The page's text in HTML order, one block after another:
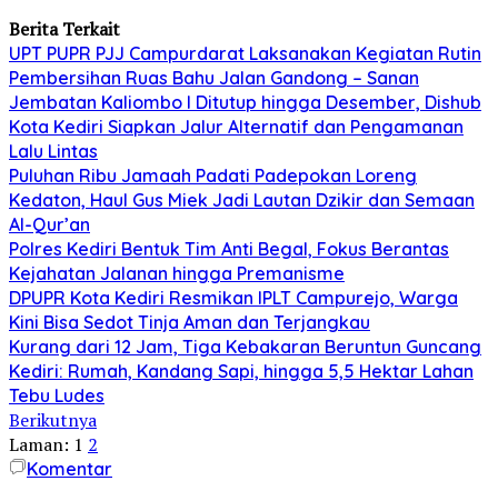
Berita Terkait
UPT PUPR PJJ Campurdarat Laksanakan Kegiatan Rutin
Pembersihan Ruas Bahu Jalan Gandong – Sanan
Jembatan Kaliombo I Ditutup hingga Desember, Dishub
Kota Kediri Siapkan Jalur Alternatif dan Pengamanan
Lalu Lintas
Puluhan Ribu Jamaah Padati Padepokan Loreng
Kedaton, Haul Gus Miek Jadi Lautan Dzikir dan Semaan
Al-Qur’an
Polres Kediri Bentuk Tim Anti Begal, Fokus Berantas
Kejahatan Jalanan hingga Premanisme
DPUPR Kota Kediri Resmikan IPLT Campurejo, Warga
Kini Bisa Sedot Tinja Aman dan Terjangkau
Kurang dari 12 Jam, Tiga Kebakaran Beruntun Guncang
Kediri: Rumah, Kandang Sapi, hingga 5,5 Hektar Lahan
Tebu Ludes
Berikutnya
Laman: 1 2
Komentar